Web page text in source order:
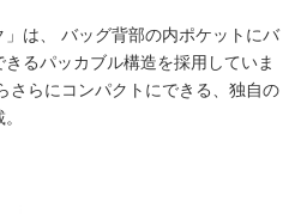
は、 バッグ背部の内ポケットにバ
るパッカブル構造を採用していま
さらにコンパクトにできる、独自の